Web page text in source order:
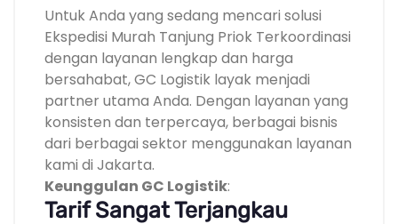
Untuk Anda yang sedang mencari solusi
Ekspedisi Murah Tanjung Priok Terkoordinasi
dengan layanan lengkap dan harga
bersahabat, GC Logistik layak menjadi
partner utama Anda. Dengan layanan yang
konsisten dan terpercaya, berbagai bisnis
dari berbagai sektor menggunakan layanan
kami di Jakarta.
Keunggulan GC Logistik:
Tarif Sangat Terjangkau